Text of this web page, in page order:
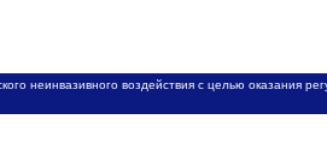
неинвазивного воздействия с целью оказания